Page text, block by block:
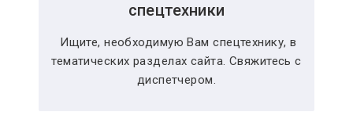
спецтехники
Ищите, необходимую Вам спецтехнику, в
тематических разделах сайта. Свяжитесь с
диспетчером.